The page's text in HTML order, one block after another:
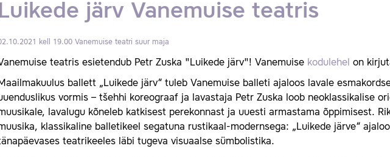
Luikede järv Vanemuise teatris
kell 19.00 Vanemuise teatri suur maja
teatris esietendub Petr Zuska "Luikede järv"! Vanemuise kodulehel on
ballett „Luikede järv“ tuleb Vanemuise balleti ajaloos lavale
vormis – tšehhi koreograaf ja lavastaja Petr Zuska loob neoklassikalise
lavalugu kõneleb katkisest perekonnast ja uuesti armastama õppimisest.
klassikaline balletikeel segatuna rustikaal-modernsega: „Luikede järve“
teatrikeeles läbi tugeva visuaalse sümbolistika.